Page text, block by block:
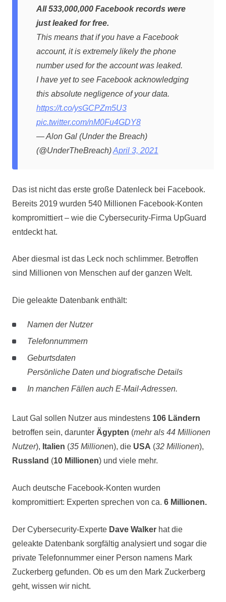
All 533,000,000 Facebook records were
just leaked for free.
This means that if you have a Facebook
account, it is extremely likely the phone
number used for the account was leaked.
I have yet to see Facebook acknowledging
this absolute negligence of your data.
https://t.co/ysGCPZm5U3
pic.twitter.com/nM0Fu4GDY8
— Alon Gal (Under the Breach)
(@UnderTheBreach)April 3, 2021
Das ist nicht das erste große Datenleck bei Facebook.
Bereits 2019 wurden 540 Millionen Facebook-Konten
kompromittiert – wie die Cybersecurity-Firma UpGuard
entdeckt hat.
Aber diesmal ist das Leck noch schlimmer. Betroffen
sind Millionen von Menschen auf der ganzen Welt.
Die geleakte Datenbank enthält:
Namen der Nutzer
Telefonnummern
Geburtsdaten
Persönliche Daten und biografische Details
In manchen Fällen auch E-Mail-Adressen.
Laut Gal sollen Nutzer aus mindestens 106 Ländern
betroffen sein, darunter Ägypten (mehr als 44 Millionen
Nutzer), Italien (35 Millionen), die USA (32 Millionen),
Russland (10 Millionen) und viele mehr.
Auch deutsche Facebook-Konten wurden
kompromittiert: Experten sprechen von ca. 6 Millionen.
Der Cybersecurity-Experte Dave Walkerhat die
geleakte Datenbank sorgfältig analysiert und sogar die
private Telefonnummer einer Person namens Mark
Zuckerberg gefunden. Ob es um den Mark Zuckerberg
geht, wissen wir nicht.